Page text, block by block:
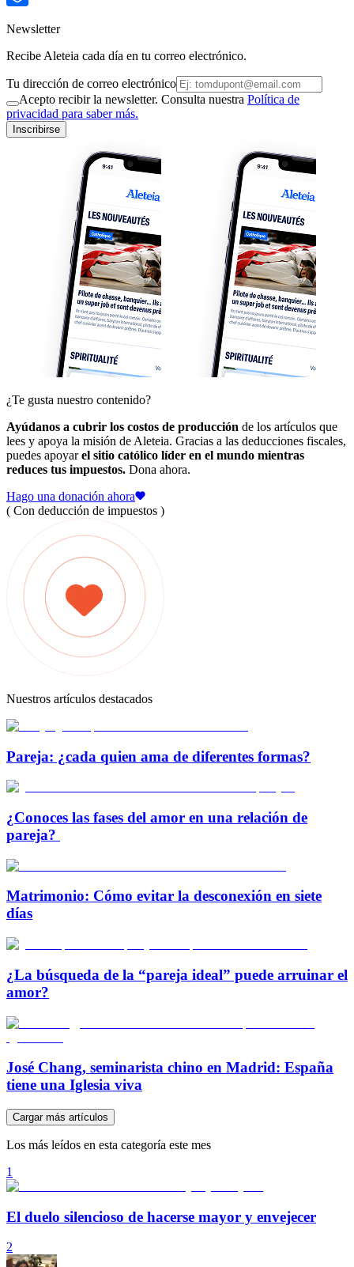
Newsletter
Recibe Aleteia cada día en tu correo electrónico.
Tu dirección de correo electrónico
Acepto recibir la newsletter. Consulta nuestra Política de
privacidad para saber más.
Inscribirse
¿Te gusta nuestro contenido?
Ayúdanos a cubrir los costos de producción de los artículos que
lees y apoya la misión de Aleteia. Gracias a las deducciones fiscales,
puedes apoyarel sitio católico líder en el mundo mientras
reduces tus impuestos. Dona ahora.
Hago una donación ahora
( Con deducción de impuestos )
Nuestros artículos destacados
Pareja: ¿cada quien ama de diferentes formas?
¿Conoces las fases del amor en una relación de
pareja?
Matrimonio: Cómo evitar la desconexión en siete
días
¿La búsqueda de la “pareja ideal” puede arruinar el
amor?
José Chang, seminarista chino en Madrid: España
tiene una Iglesia viva
Cargar más artículos
Los más leídos en esta categoría este mes
1
El duelo silencioso de hacerse mayor y envejecer
2